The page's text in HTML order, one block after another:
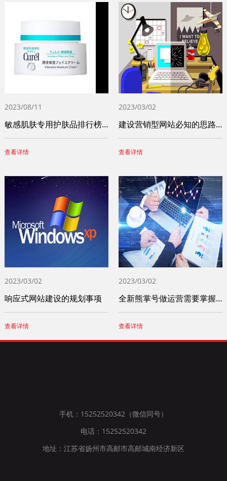
2023/08/11
敏感肌肤专用护肤品排行榜前十名（十大敏感
查看详情
2023/03/02
建设营销型网站必知的思路和步骤
查看详情
2023/03/02
响应式网站建设的规划事项
查看详情
2023/03/02
全新熊掌号做运营需要掌握这四个小技巧
查看详情
手机：15252520342（微信同号）
电话：15252520342
地址：江苏省扬州市高邮市高邮城南经济新区